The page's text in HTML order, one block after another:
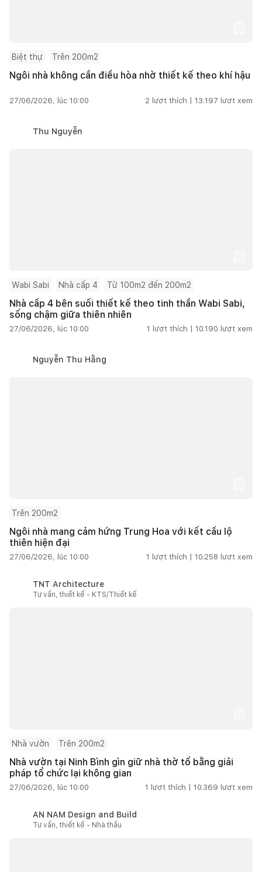
Biệt thự Trên 200m2
Ngôi nhà không cần điều hòa nhờ thiết kế theo khí hậu
27/06/2026, lúc 10:00 2 lượt thích | 13.197 lượt xem
Thu Nguyễn
Wabi Sabi Nhà cấp 4 Từ 100m2 đến 200m2
Nhà cấp 4 bên suối thiết kế theo tinh thần Wabi Sabi,
sống chậm giữa thiên nhiên
27/06/2026, lúc 10:00 1 lượt thích | 10.190 lượt xem
Nguyễn Thu Hằng
Trên 200m2
Ngôi nhà mang cảm hứng Trung Hoa với kết cấu lộ
thiên hiện đại
27/06/2026, lúc 10:00 1 lượt thích | 10.258 lượt xem
TNT Architecture
Tư vấn, thiết kế - KTS/Thiết kế
Nhà vườn Trên 200m2
Nhà vườn tại Ninh Bình gìn giữ nhà thờ tổ bằng giải
pháp tổ chức lại không gian
27/06/2026, lúc 10:00 1 lượt thích | 10.369 lượt xem
AN NAM Design and Build
Tư vấn, thiết kế - Nhà thầu